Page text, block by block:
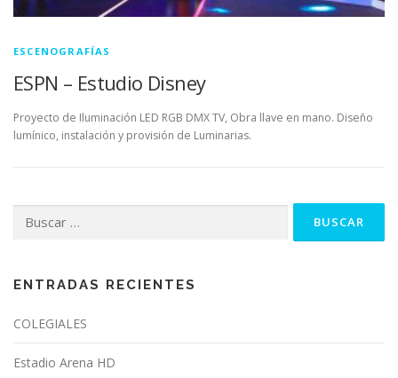
ESCENOGRAFÍAS
ESPN – Estudio Disney
Proyecto de Iluminación LED RGB DMX TV, Obra llave en mano. Diseño
lumínico, instalación y provisión de Luminarias.
ENTRADAS RECIENTES
COLEGIALES
Estadio Arena HD